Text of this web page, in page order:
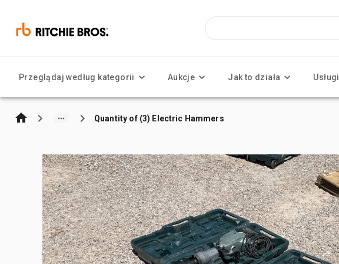
Przeglądaj według kategorii Aukcje Jak to działa Usługi
Quantity of (3) Electric Hammers